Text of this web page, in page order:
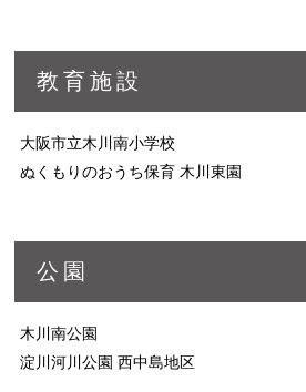
教育施設
大阪市立木川南小学校
ぬくもりのおうち保育 木川東園
公園
木川南公園
淀川河川公園 西中島地区